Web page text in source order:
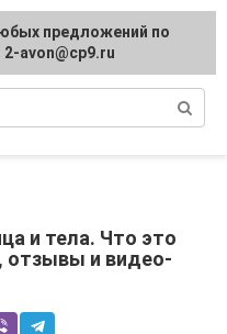
уход
и тела. Что это
отзывы и видео-
предложений по
2-avon@cp9.ru